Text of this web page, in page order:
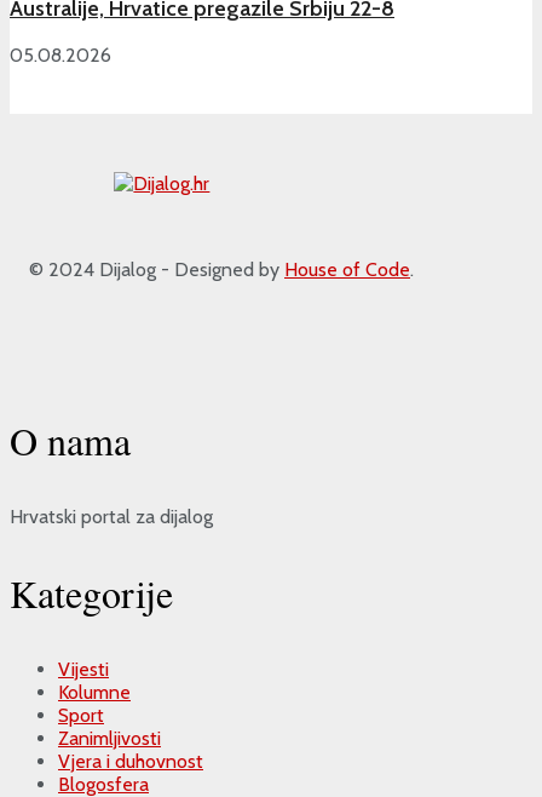
Australije, Hrvatice pregazile Srbiju 22-8
05.08.2026
© 2024 Dijalog - Designed by House of Code.
O nama
Hrvatski portal za dijalog
Kategorije
Vijesti
Kolumne
Sport
Zanimljivosti
Vjera i duhovnost
Blogosfera